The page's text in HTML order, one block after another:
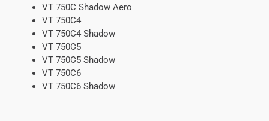
VT 750C Shadow Aero
VT 750C4
VT 750C4 Shadow
VT 750C5
VT 750C5 Shadow
VT 750C6
VT 750C6 Shadow